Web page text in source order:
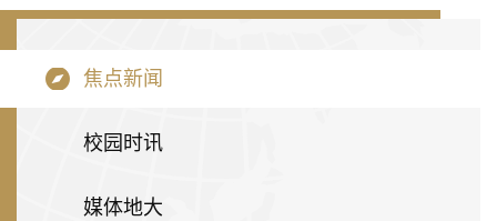
焦点新闻
校园时讯
媒体地大